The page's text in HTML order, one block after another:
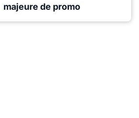
majeure de promo